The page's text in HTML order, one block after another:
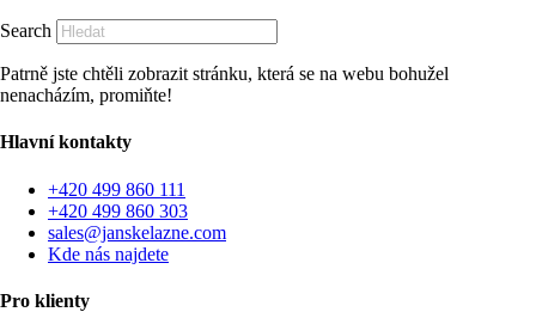
Search
Patrně jste chtěli zobrazit stránku, která se na webu bohužel
nenacházím, promiňte!
Hlavní kontakty
+420 499 860 111
+420 499 860 303
sales@janskelazne.com
Kde nás najdete
Pro klienty